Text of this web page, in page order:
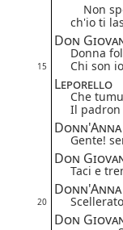
Non
ch'io ti
Don
Donna
15 Chi son
Leporello
Che
Il
Donn'Anna
Gente!
Don
Taci e
Donn'Anna
20
Don